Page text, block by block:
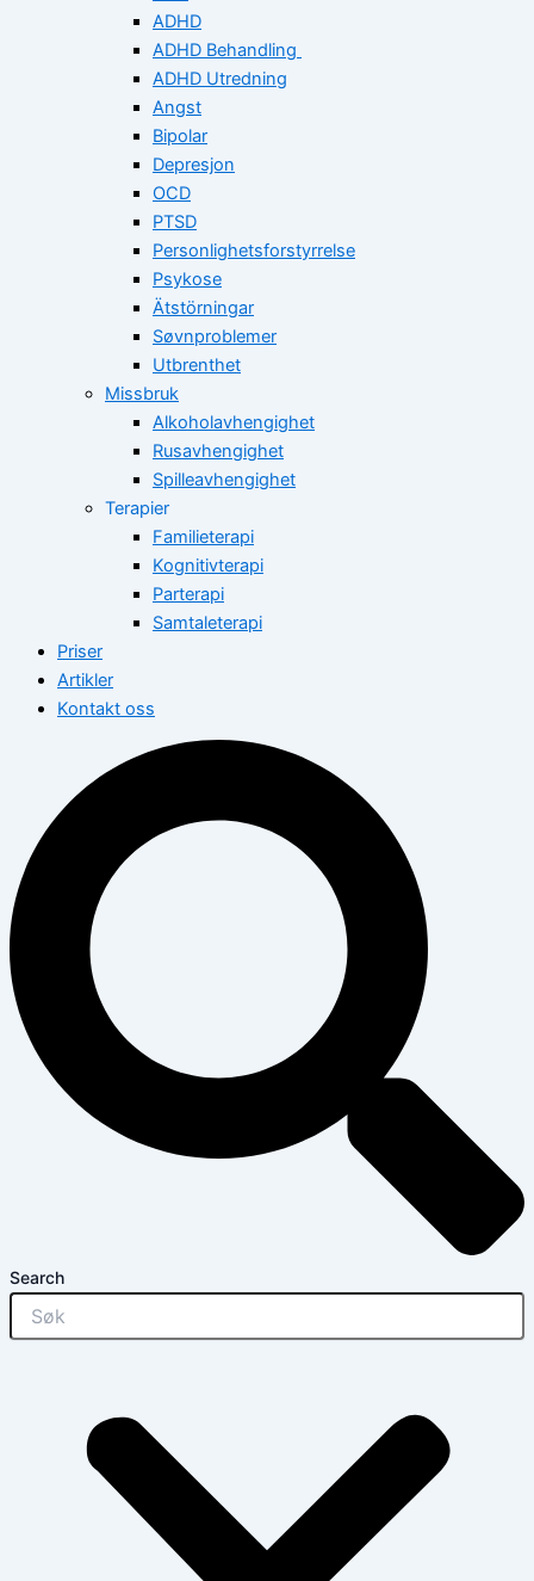
ADHD
ADHD Behandling
ADHD Utredning
Angst
Bipolar
Depresjon
OCD
PTSD
Personlighetsforstyrrelse
Psykose
Ätstörningar
Søvnproblemer
Utbrenthet
Missbruk
Alkoholavhengighet
Rusavhengighet
Spilleavhengighet
Terapier
Familieterapi
Kognitivterapi
Parterapi
Samtaleterapi
Priser
Artikler
Kontakt oss
Search